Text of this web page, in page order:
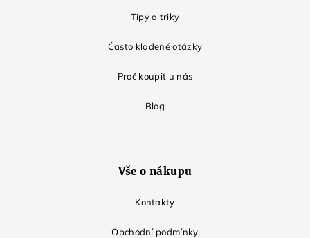
Tipy a triky
Často kladené otázky
Proč koupit u nás
Blog
Vše o nákupu
Kontakty
Obchodní podmínky